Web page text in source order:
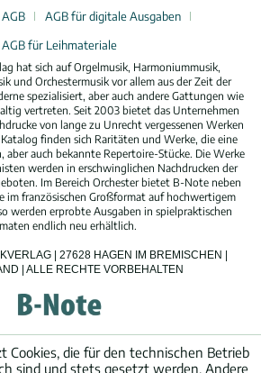
AGB
AGB für digitale Ausgaben
AGB für Leihmateriale
hat sich auf Orgelmusik, Harmoniummusik,
und Orchestermusik vor allem aus der Zeit der
spezialisiert, aber auch andere Gattungen wie
vertreten. Seit 2003 bietet das Unternehmen
von lange zu Unrecht vergessenen Werken
finden sich Raritäten und Werke, die eine
auch bekannte Repertoire-Stücke. Die Werke
werden in erschwinglichen Nachdrucken der
Im Bereich Orchester bietet B-Note neben
im französischen Großformat auf hochwertigem
werden erprobte Ausgaben in spielpraktischen
endlich neu erhältlich.
| 27628 HAGEN IM BREMISCHEN |
| ALLE RECHTE VORBEHALTEN
Cookies, die für den technischen Betrieb
sind und stets gesetzt werden. Andere